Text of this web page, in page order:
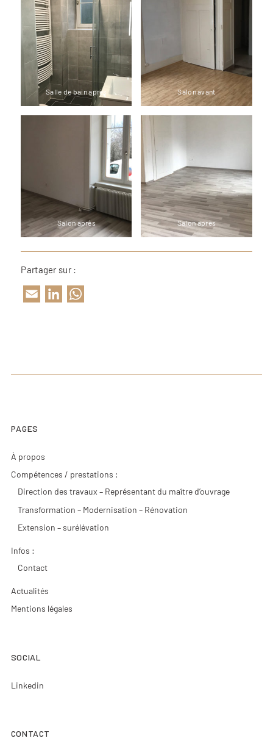
Salle de bain après Salon avant
Salon après Salon après
Partager sur :
Email LinkedIn
PAGES
À propos
Compétences / prestations :
Direction des travaux – Représentant du maître d’ouvrage
Transformation – Modernisation – Rénovation
Extension – surélévation
Infos :
Contact
Actualités
Mentions légales
SOCIAL
Linkedin
CONTACT